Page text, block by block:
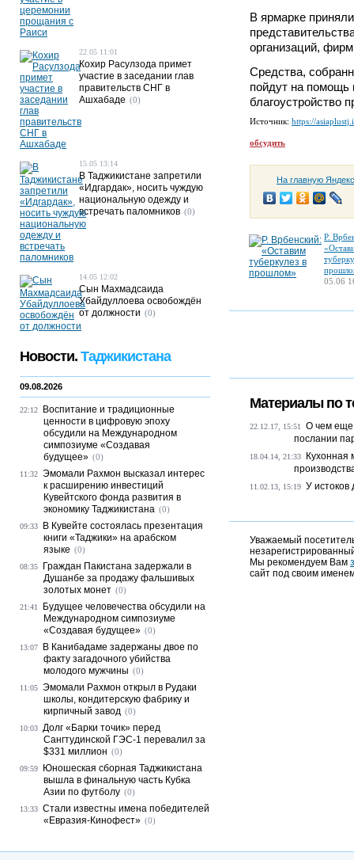
В ярмарке
организаций,
Средства,
пойдут на
благоустройство
Источник: https://
обсудить
На главную
Р.
05.06
Материалы по
22.12.17, 15:51
О чем еще
послании
18.04.14, 21:33
Кухонная
11.02.13, 15:19 У истоков
Уважаемый
Мы рекомендуем Вам
сайт под своим
22.05 11:01
Кохир Расулзода примет
участие в заседании глав
правительств СНГ в
Ашхабаде (0)
15.05 13:14
В Таджикистане запретили
«Идгардак», носить чуждую
национальную одежду и
встречать паломников (0)
14.05 12:02
Сын Махмадсаида
Убайдуллоева освобождён
от должности (0)
Новости. Таджикистана
09.08.2026
22:12
Воспитание и традиционные
ценности в цифровую эпоху
обсудили на Международном
симпозиуме «Создавая
будущее» (0)
11:32 Эмомали Рахмон высказал интерес
к расширению инвестиций
Кувейтского фонда развития в
экономику Таджикистана (0)
09:33
В Кувейте состоялась презентация
книги «Таджики» на арабском
языке (0)
08:35
Граждан Пакистана задержали в
Душанбе за продажу фальшивых
золотых монет (0)
21:41
Будущее человечества обсудили на
Международном симпозиуме
«Создавая будущее» (0)
13:07
В Канибадаме задержаны двое по
факту загадочного убийства
молодого мужчины (0)
11:05 Эмомали Рахмон открыл в Рудаки
школы, кондитерскую фабрику и
кирпичный завод (0)
10:03 Долг «Барки точик» перед
Сангтудинской ГЭС-1 перевалил за
$331 миллион (0)
09:59
Юношеская сборная Таджикистана
вышла в финальную часть Кубка
Азии по футболу (0)
13:33 Стали известны имена победителей
«Евразия-Кинофест» (0)